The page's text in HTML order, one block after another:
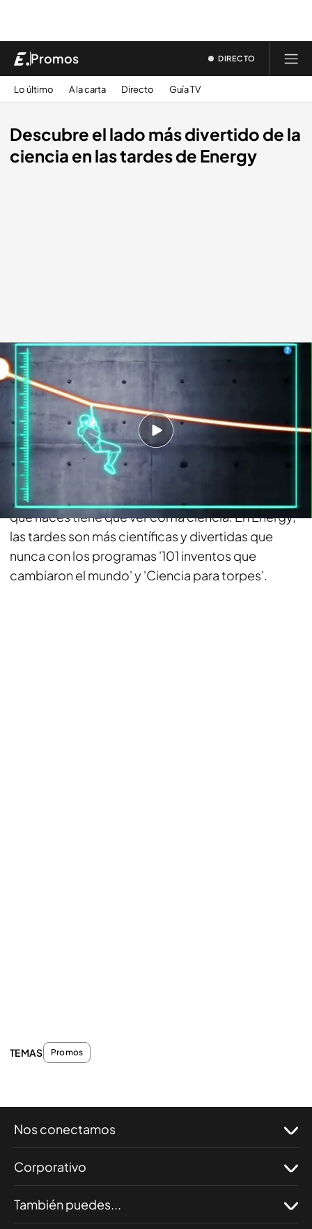
Promos DIRECTO
Lo último A la carta Directo Guía TV
Descubre el lado más divertido de la
ciencia en las tardes de Energy
energy.es
17 JUL 2015 - 15:42h.
Compartir
Pon tu granito de arena y únete a los que han
descubierto que todo lo que inventas y todo lo
que haces tiene que ver con la ciencia. En Energy,
las tardes son más científicas y divertidas que
nunca con los programas '101 inventos que
cambiaron el mundo' y 'Ciencia para torpes'.
TEMAS Promos
Nos conectamos
Corporativo
También puedes...